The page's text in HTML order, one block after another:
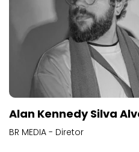
Alan Kennedy Silva
BR MEDIA - Diretor